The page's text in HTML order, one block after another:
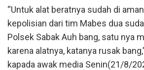
“Untuk alat beratnya sudah di
kepolisian dari tim Mabes dua
Polsek Sabak Auh bang, satu nya
karena alatnya, katanya rusak
kapada awak media Senin(21/8/